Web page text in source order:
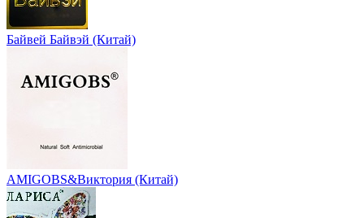
Байвей Байвэй (Китай)
AMIGOBS&Виктория (Китай)